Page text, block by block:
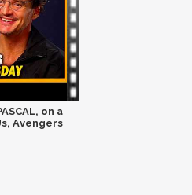
on a
Avengers